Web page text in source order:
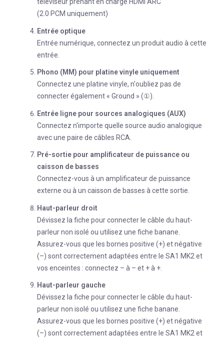
(2.0 PCM uniquement)
Entrée optique
Entrée numérique, connectez un produit audio à cette
entrée.
Phono (MM) pour platine vinyle uniquement
Connectez une platine vinyle, n'oubliez pas de
connecter également « Ground » (①).
Entrée ligne pour sources analogiques (AUX)
Connectez n'importe quelle source audio analogique
avec une paire de câbles RCA.
Pré-sortie pour amplificateur de puissance ou
caisson de basses
Connectez-vous à un amplificateur de puissance
externe ou à un caisson de basses à cette sortie.
Haut-parleur droit
Dévissez la fiche pour connecter le câble du haut-
parleur non isolé ou utilisez une fiche banane.
Assurez-vous que les bornes positive (+) et négative
(–) sont correctement adaptées entre le SA1 MK2 et
vos enceintes : connectez – à – et + à +.
Haut-parleur gauche
Dévissez la fiche pour connecter le câble du haut-
parleur non isolé ou utilisez une fiche banane.
Assurez-vous que les bornes positive (+) et négative
(–) sont correctement adaptées entre le SA1 MK2 et